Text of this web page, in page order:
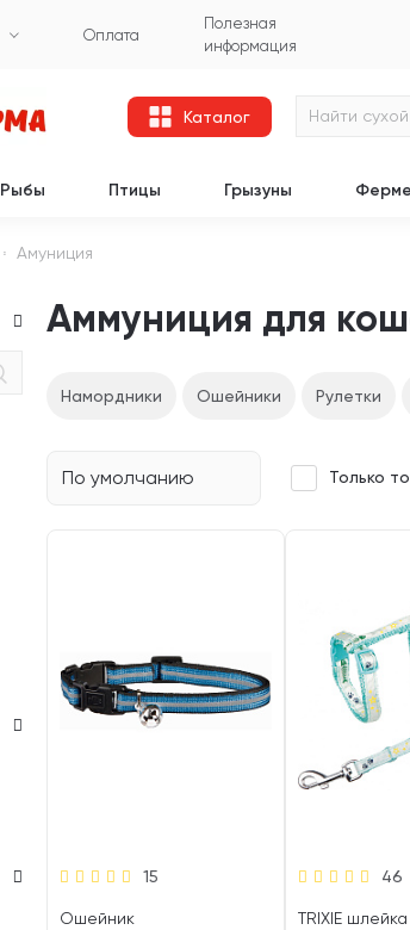
Оплата
Полезная
информация
Каталог
Рыбы Птицы Грызуны
Амуниция
Аммуниция для
Намордники Ошейники Рулетки
По умолчанию Только
15
Ошейник
46
TRIXIE